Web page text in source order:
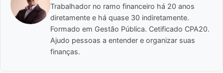
Trabalhador no ramo financeiro há 20 anos
diretamente e há quase 30 indiretamente.
Formado em Gestão Pública. Cetificado CPA20.
Ajudo pessoas a entender e organizar suas
finanças.